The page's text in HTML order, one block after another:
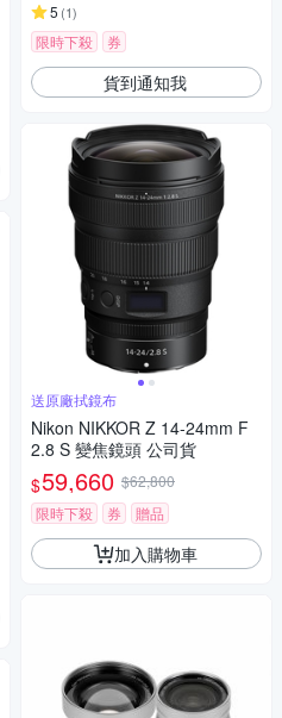
5 (1)
限時下殺 券
貨到通知我
送原廠拭鏡布
Nikon NIKKOR Z 14-24mm F
2.8 S 變焦鏡頭 公司貨
$59,660 $62,800
限時下殺
券 贈品
加入購物車